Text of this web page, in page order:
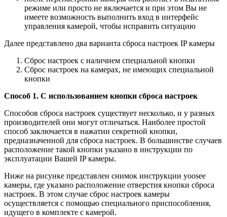
режиме или просто не включается и при этом Вы не
имеете возможность выполнить вход в интерфейс
управления камерой, чтобы исправить ситуацию
Далее представлено два варианта сброса настроек IP камеры
Сброс настроек с наличием специальной кнопки
Сброс настроек на камерах, не имеющих специальной
кнопки
Способ 1. С использованием кнопки сброса настроек
Способов сброса настроек существует несколько, и у разных
производителей они могут отличаться. Наиболее простой
способ заключается в нажатии секретной кнопки,
предназначенной для сброса настроек. В большинстве случаев
расположение такой кнопки указано в инструкции по
эксплуатации Вашей IP камеры.
Ниже на рисунке представлен снимок инструкции yoosee
камеры, где указано расположение отверстия кнопки сброса
настроек. В этом случае сброс настроек камеры
осуществляется с помощью специального приспособления,
идущего в комплекте с камерой.